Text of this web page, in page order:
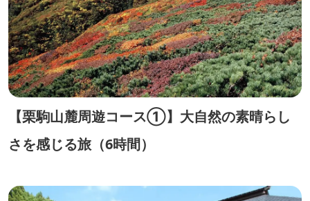
【栗駒山麓周遊コース①】大自然の素晴らし
さを感じる旅（6時間）